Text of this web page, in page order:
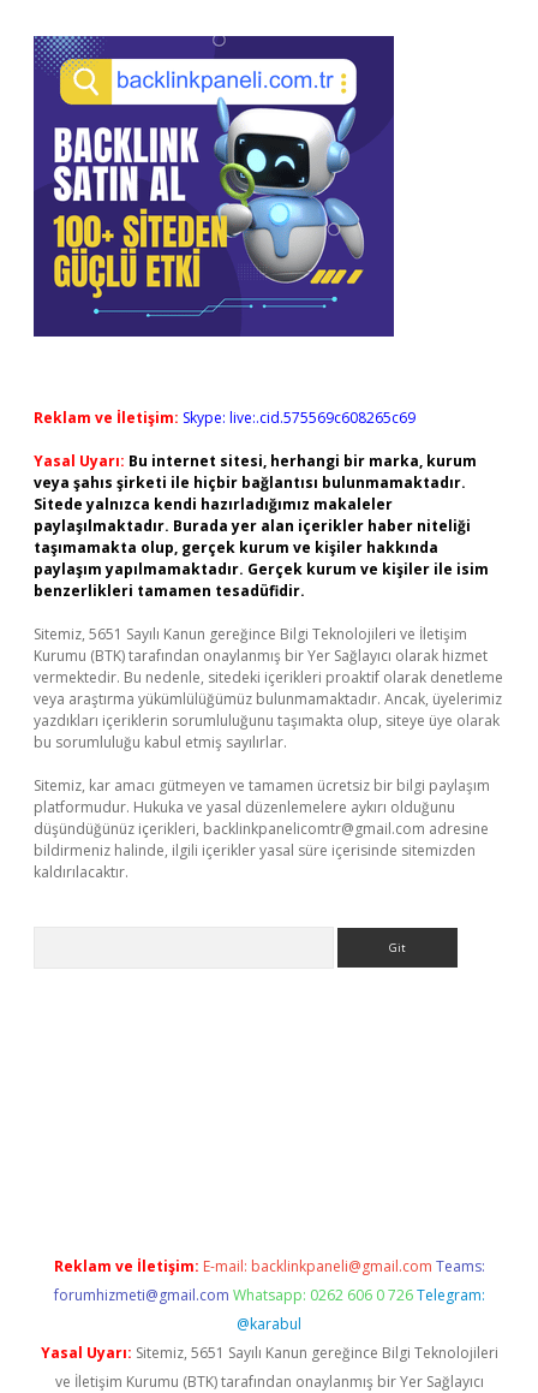
Reklam ve İletişim: Skype: live:.cid.575569c608265c69
Yasal Uyarı: Bu internet sitesi, herhangi bir marka, kurum
veya şahıs şirketi ile hiçbir bağlantısı bulunmamaktadır.
Sitede yalnızca kendi hazırladığımız makaleler
paylaşılmaktadır. Burada yer alan içerikler haber niteliği
taşımamakta olup, gerçek kurum ve kişiler hakkında
paylaşım yapılmamaktadır. Gerçek kurum ve kişiler ile isim
benzerlikleri tamamen tesadüfidir.
Sitemiz, 5651 Sayılı Kanun gereğince Bilgi Teknolojileri ve İletişim
Kurumu (BTK) tarafından onaylanmış bir Yer Sağlayıcı olarak hizmet
vermektedir. Bu nedenle, sitedeki içerikleri proaktif olarak denetleme
veya araştırma yükümlülüğümüz bulunmamaktadır. Ancak, üyelerimiz
yazdıkları içeriklerin sorumluluğunu taşımakta olup, siteye üye olarak
bu sorumluluğu kabul etmiş sayılırlar.
Sitemiz, kar amacı gütmeyen ve tamamen ücretsiz bir bilgi paylaşım
platformudur. Hukuka ve yasal düzenlemelere aykırı olduğunu
düşündüğünüz içerikleri, backlinkpanelicomtr@gmail.com adresine
bildirmeniz halinde, ilgili içerikler yasal süre içerisinde sitemizden
kaldırılacaktır.
Reklam ve İletişim: E-mail: backlinkpaneli@gmail.com Teams:
forumhizmeti@gmail.com Whatsapp: 0262 606 0 726 Telegram:
@karabul
Yasal Uyarı: Sitemiz, 5651 Sayılı Kanun gereğince Bilgi Teknolojileri
ve İletişim Kurumu (BTK) tarafından onaylanmış bir Yer Sağlayıcı